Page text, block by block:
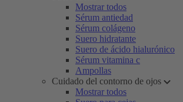
Mostrar todos
Sérum antiedad
Sérum colágeno
Suero hidratante
Suero de ácido hialurónico
Sérum vitamina c
Ampollas
Cuidado del contorno de ojos
Mostrar todos